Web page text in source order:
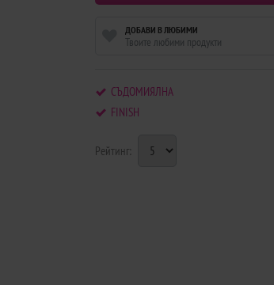
ДОБАВИ В ЛЮБИМИ
Твоите любими продукти
СЪДОМИЯЛНА
FINISH
Рейтинг: